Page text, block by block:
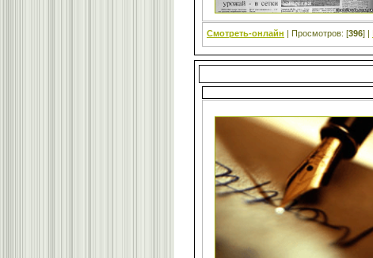
Смотреть-онлайн | Просмотров: [396] |